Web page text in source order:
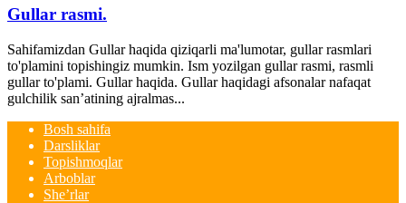
Gullar rasmi.
Sahifamizdan Gullar haqida qiziqarli ma'lumotar, gullar rasmlari
to'plamini topishingiz mumkin. Ism yozilgan gullar rasmi, rasmli
gullar to'plami. Gullar haqida. Gullar haqidagi afsonalar nafaqat
gulchilik san’atining ajralmas...
Bosh sahifa
Darsliklar
Topishmoqlar
Arboblar
She’rlar